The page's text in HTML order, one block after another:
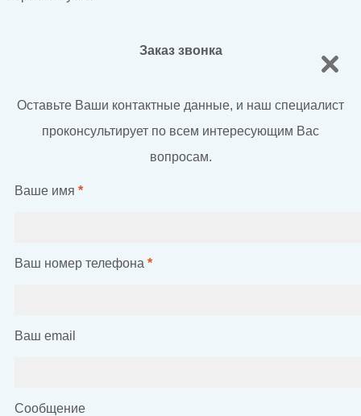
Заказ звонка
Оставьте Ваши контактные данные, и наш специалист
проконсультирует по всем интересующим Вас
вопросам.
Ваше имя *
Ваш номер телефона *
Ваш email
Сообщение